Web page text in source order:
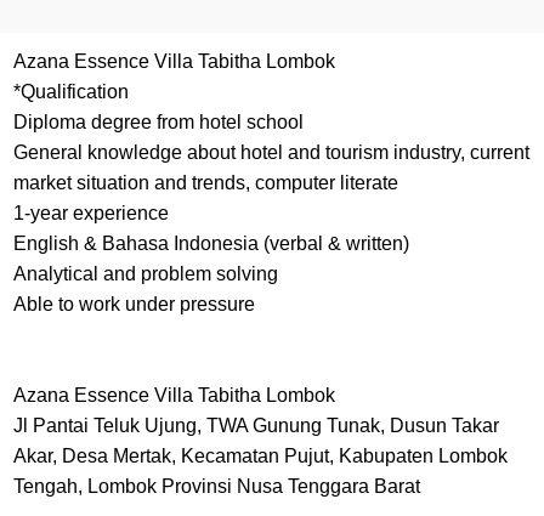
Azana Essence Villa Tabitha Lombok
*Qualification
Diploma degree from hotel school
General knowledge about hotel and tourism industry, current
market situation and trends, computer literate
1-year experience
English & Bahasa Indonesia (verbal & written)
Analytical and problem solving
Able to work under pressure
Azana Essence Villa Tabitha Lombok
Jl Pantai Teluk Ujung, TWA Gunung Tunak, Dusun Takar
Akar, Desa Mertak, Kecamatan Pujut, Kabupaten Lombok
Tengah, Lombok Provinsi Nusa Tenggara Barat